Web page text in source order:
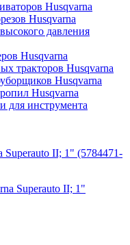
Husqvarna
Husqvarna
давления
Husqvarna
тракторов Husqvarna
Husqvarna
Husqvarna
для инструмента
Superauto II; 1" (5784471-